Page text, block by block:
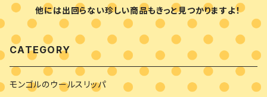
他には出回らない珍しい商品もきっと見つかりますよ！
CATEGORY
モンゴルのウールスリッパ